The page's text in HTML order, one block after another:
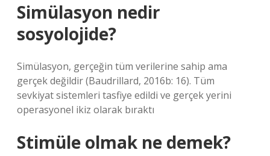
Simülasyon nedir
sosyolojide?
Simülasyon, gerçeğin tüm verilerine sahip ama
gerçek değildir (Baudrillard, 2016b: 16). Tüm
sevkiyat sistemleri tasfiye edildi ve gerçek yerini
operasyonel ikiz olarak bıraktı
Stimüle olmak ne demek?